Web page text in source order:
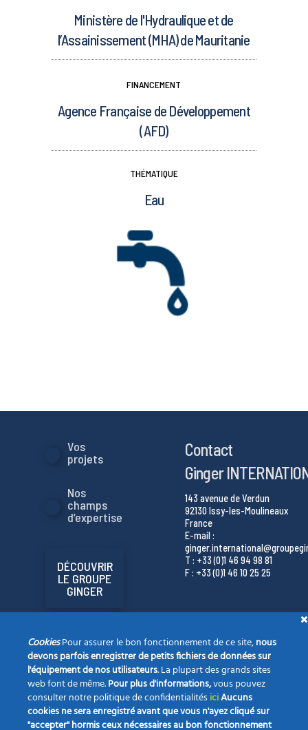
Ministère de l'Hydraulique et de
l’Assainissement (MHA) de Mauritanie
FINANCEMENT
Agence Française de Développement
(AFD)
THÉMATIQUE
Eau
Vos
projets
Nos
champs
d’expertise
DÉCOUVRIR
LE GROUPE
GINGER
Contact
Ginger
143 avenue de Verdun
92130 Issy-les-Moulineaux
France
E-mail :
T : +33 (0)1 46 94 98 81
F : +33 (0)1 46 10 25 25
CookiesPour assurer le bon fonctionnement de ce site,nous
devons parfois enregistrer de petits fichiers de données sur
l'équipement de nos utilisateurs. La plupart des grands sites
web font de même.Pour plus d'informations,vous pouvez
consulter notre politique de confidentialitésiciAucuns
cookies ne sera enregistré avant que vous n'ayez cliqué sur
"accepter" hormis ceux nécessaires au bon fonctionnement